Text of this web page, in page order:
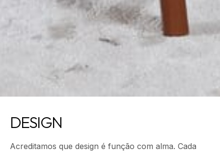
DESIGN
Acreditamos que design é função com alma. Cada